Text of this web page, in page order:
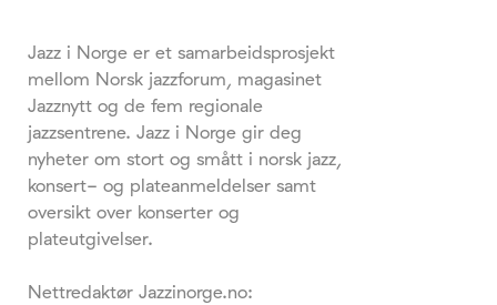
Jazz i Norge er et samarbeidsprosjekt
mellom Norsk jazzforum, magasinet
Jazznytt og de fem regionale
jazzsentrene. Jazz i Norge gir deg
nyheter om stort og smått i norsk jazz,
konsert- og plateanmeldelser samt
oversikt over konserter og
plateutgivelser.
Nettredaktør Jazzinorge.no: